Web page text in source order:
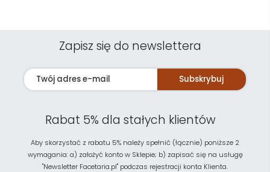
Zapisz się do newslettera
Subskrybuj
Rabat 5% dla stałych klientów
Aby skorzystać z rabatu 5% należy spełnić (łącznie) poniższe 2
wymagania: a) założyć konto w Sklepie; b) zapisać się na usługę
"Newsletter Facetaria.pl" podczas rejestracji konta Klienta.